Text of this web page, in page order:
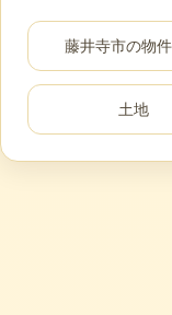
藤井寺市の物
土地